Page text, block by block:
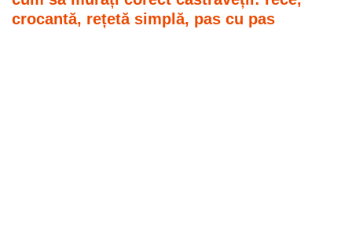
crocantă, rețetă simplă, pas cu pas